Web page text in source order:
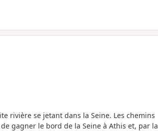
rivière se jetant dans la Seine. Les chemins
gagner le bord de la Seine à Athis et, par la